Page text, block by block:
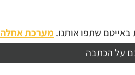
שתפו אותנו. מערכת אחלה NEWS
על הכתבה